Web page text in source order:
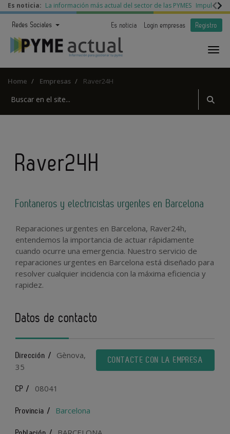
Es noticia: La información más actual del sector de las PYMES Impulso a
Redes Sociales Es noticia Login empresas Registro
Home Empresas Raver24H
Raver24H
Fontaneros y electricistas urgentes en Barcelona
Reparaciones urgentes en Barcelona, Raver24h,
entendemos la importancia de actuar rápidamente
cuando ocurre una emergencia. Nuestro servicio de
reparaciones urgentes en Barcelona está diseñado para
resolver cualquier incidencia con la máxima eficiencia y
rapidez.
Datos de contacto
CONTACTE CON LA EMPRESA
Dirección /
Gènova,
35
CP / 08041
Provincia / Barcelona